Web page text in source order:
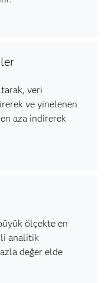
veri
ve yinelenen
aza indirerek
ölçekte en
analitik
değer elde